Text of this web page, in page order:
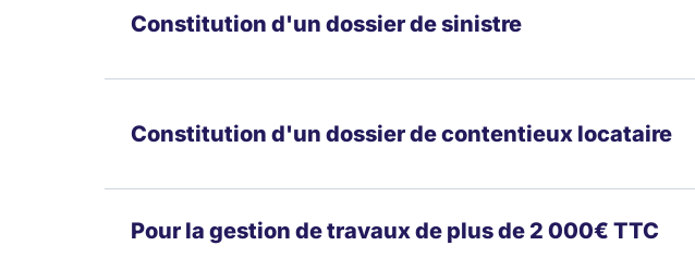
Constitution d'un dossier de sinistre
Constitution d'un dossier de contentieux locataire
Pour la gestion de travaux de plus de 2 000€ TTC